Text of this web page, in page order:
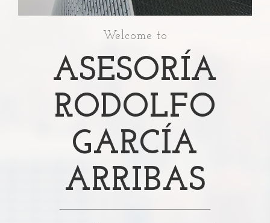
Welcome to
ASESORÍA
RODOLFO
GARCÍA
ARRIBAS